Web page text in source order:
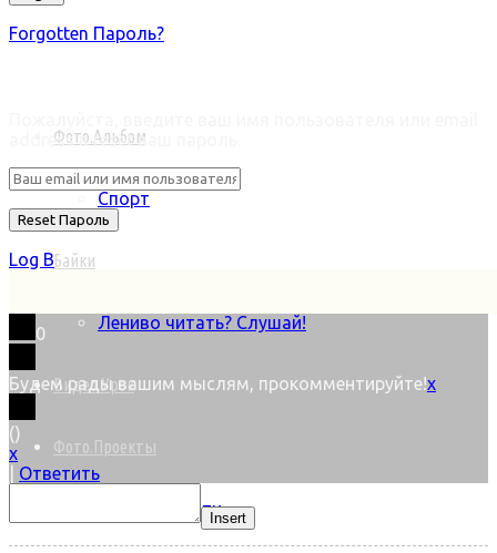
Фото.Альбом
Спорт
Байки
Лениво читать? Слушай!
Видео.Урок
Фото.Проекты
Фото.Новости
Forgotten Пароль?
address в reset ваш пароль.
Log В
0
Будем рады вашим мыслям, прокомментируйте!x
()
x
Ответить
Insert